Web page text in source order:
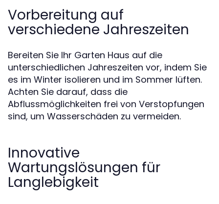
Vorbereitung auf
verschiedene Jahreszeiten
Bereiten Sie Ihr Garten Haus auf die
unterschiedlichen Jahreszeiten vor, indem Sie
es im Winter isolieren und im Sommer lüften.
Achten Sie darauf, dass die
Abflussmöglichkeiten frei von Verstopfungen
sind, um Wasserschäden zu vermeiden.
Innovative
Wartungslösungen für
Langlebigkeit